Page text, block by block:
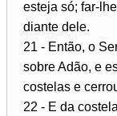
esteja só; far-
diante dele.
21 - Então, o
sobre Adão, e
costelas e
22 - E da